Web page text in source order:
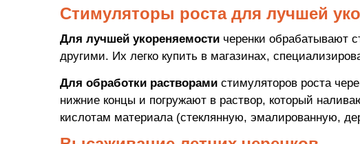
Стимуляторы роста для лучшей
Для лучшей укореняемости черенки обрабатывают
другими. Их легко купить в магазинах,
Для обработки растворами стимуляторов роста
нижние концы и погружают в раствор, который
кислотам материала (стеклянную, эмалированную,